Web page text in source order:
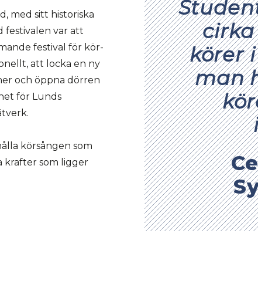
med sitt historiska
festivalen var att
festival för kör-
att locka en ny
och öppna dörren
för Lunds
körsången som
krafter som ligger
körer
man